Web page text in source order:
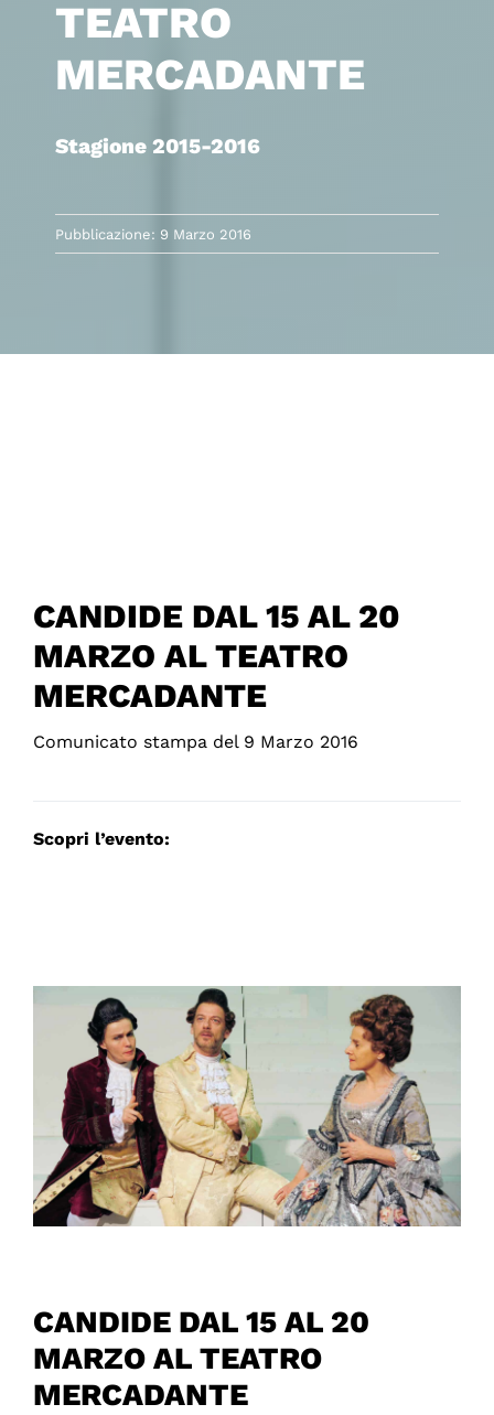
TEATRO
MERCADANTE
Stagione 2015-2016
Pubblicazione: 9 Marzo 2016
CANDIDE DAL 15 AL 20
MARZO AL TEATRO
MERCADANTE
Comunicato stampa del 9 Marzo 2016
Scopri l’evento:
CANDIDE DAL 15 AL 20
MARZO AL TEATRO
MERCADANTE